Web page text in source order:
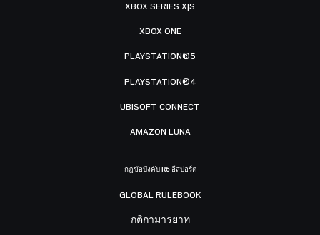
XBOX SERIES X|S
XBOX ONE
PLAYSTATION®5
PLAYSTATION®4
UBISOFT CONNECT
AMAZON LUNA
กฎข้อบังคับ R6 อีสปอร์ต
GLOBAL RULEBOOK
กติกามารยาท